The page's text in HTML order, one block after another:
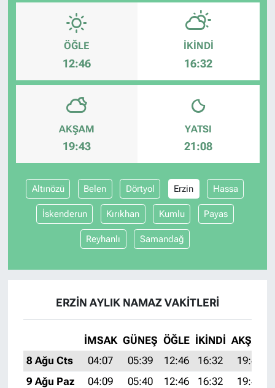
ÖĞLE
12:46
İKINDI
16:32
AKŞAM
19:43
YATSI
21:08
Altınözü Belen Dörtyol Erzin Hassa
İskenderun Kırıkhan Kumlu Payas
Reyhanlı Samandağ
ERZIN AYLIK NAMAZ VAKITLERI
İMSAK GÜNEŞ ÖĞLE İKINDI AKŞAM
8 Ağu Cts
04:07 05:39 12:46 16:32
19:43
9 Ağu Paz
04:09 05:40 12:46 16:32
19:42